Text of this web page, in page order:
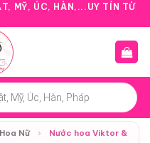
MỸ, ÚC, HÀN,...UY TÍN TỪ
Nữ ›
Nước hoa Viktor &